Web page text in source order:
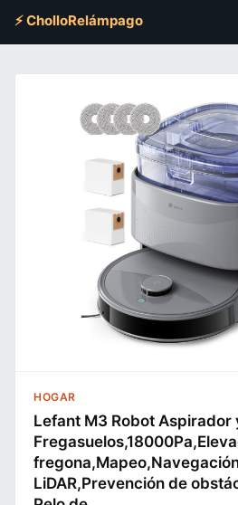
⚡ CholloRelámpago
HOGAR
Lefant M3 Robot Aspirador
LiDAR,Prevención de